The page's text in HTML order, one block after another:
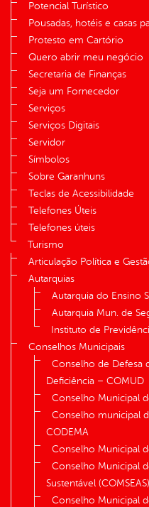
Potencial Turístico
Pousadas, hotéis e casas
Protesto em Cartório
Quero abrir meu negócio
Secretaria de Finanças
Seja um Fornecedor
Serviços
Serviços Digitais
Servidor
Símbolos
Sobre Garanhuns
Teclas de Acessibilidade
Telefones Úteis
Telefones úteis
Turismo
Articulação Política e
Autarquias
Autarquia do Ensino
Autarquia Mun. de
Instituto de
Conselhos Municipais
Conselho de Defesa
Deficiência – COMUD
Conselho Municipal
Conselho municipal
CODEMA
Conselho Municipal
Conselho Municipal
Sustentável (COMSEAS)
Conselho Municipal